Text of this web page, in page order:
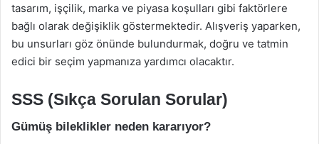
tasarım, işçilik, marka ve piyasa koşulları gibi faktörlere
bağlı olarak değişiklik göstermektedir. Alışveriş yaparken,
bu unsurları göz önünde bulundurmak, doğru ve tatmin
edici bir seçim yapmanıza yardımcı olacaktır.
SSS (Sıkça Sorulan Sorular)
Gümüş bileklikler neden kararıyor?